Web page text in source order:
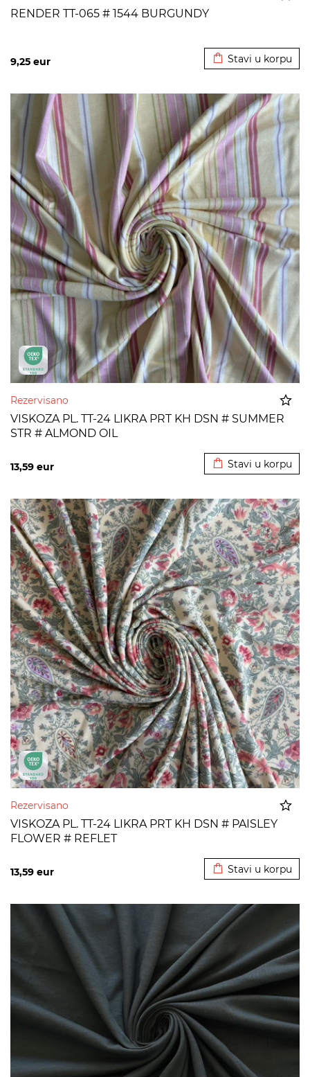
RENDER TT-065 # 1544 BURGUNDY
9,25 eur Stavi u korpu
Rezervisano
VISKOZA PL. TT-24 LIKRA PRT KH DSN # SUMMER
STR # ALMOND OIL
13,59 eur Stavi u korpu
Rezervisano
VISKOZA PL. TT-24 LIKRA PRT KH DSN # PAISLEY
FLOWER # REFLET
13,59 eur Stavi u korpu